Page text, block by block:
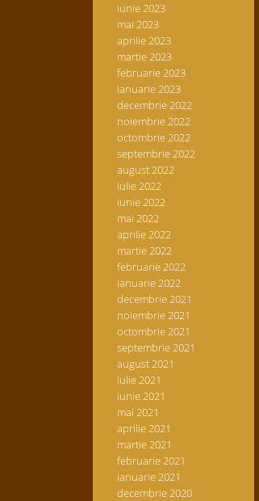
iunie 2023
mai 2023
aprilie 2023
martie 2023
februarie 2023
ianuarie 2023
decembrie 2022
noiembrie 2022
octombrie 2022
septembrie 2022
august 2022
iulie 2022
iunie 2022
mai 2022
aprilie 2022
martie 2022
februarie 2022
ianuarie 2022
decembrie 2021
noiembrie 2021
octombrie 2021
septembrie 2021
august 2021
iulie 2021
iunie 2021
mai 2021
aprilie 2021
martie 2021
februarie 2021
ianuarie 2021
decembrie 2020